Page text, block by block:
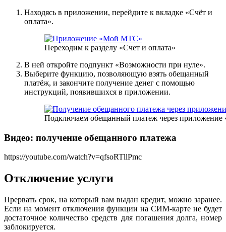
Находясь в приложении, перейдите к вкладке «Счёт и
оплата».
Переходим к разделу «Счет и оплата»
В ней откройте подпункт «Возможности при нуле».
Выберите функцию, позволяющую взять обещанный
платёж, и закончите получение денег с помощью
инструкций, появившихся в приложении.
Подключаем обещанный платеж через
Видео: получение обещанного платежа
https://youtube.com/watch?v=qfsoRTllPmc
Отключение услуги
Прервать срок, на который вам выдан кредит, можно заранее.
Если на момент отключения функции на СИМ-карте не будет
достаточное количество средств для погашения долга, номер
заблокируется.